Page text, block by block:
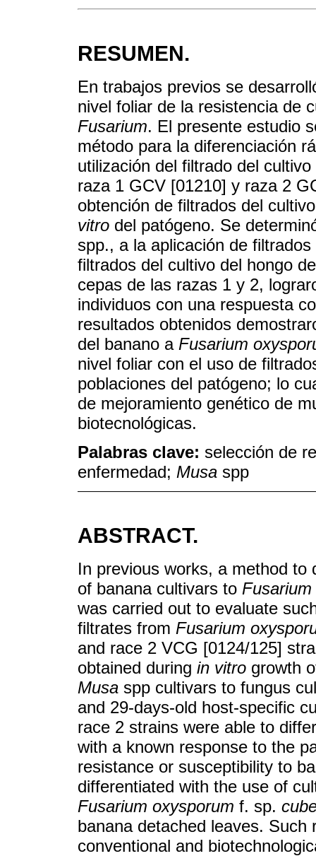
RESUMEN.
En trabajos previos se
nivel foliar de la resistencia de
Fusarium. El presente estudio
método para la diferenciación
utilización del filtrado del
raza 1 GCV [01210] y raza 2
obtención de filtrados del
vitro del patógeno. Se
spp., a la aplicación de
filtrados del cultivo del hongo
cepas de las razas 1 y 2,
individuos con una respuesta
resultados obtenidos
del banano a Fusarium
nivel foliar con el uso de
poblaciones del patógeno; lo
de mejoramiento genético de
biotecnológicas.
Palabras clave: selección de
enfermedad; Musa spp
ABSTRACT.
In previous works, a method
of banana cultivars to Fusarium
was carried out to evaluate
filtrates from Fusarium
and race 2 VCG [0124/125]
obtained during in vitro growth
Musa spp cultivars to fungus
and 29-days-old host-specific
race 2 strains were able to
with a known response to the
resistance or susceptibility to
differentiated with the use of
Fusarium oxysporum f. sp.
banana detached leaves. Such
conventional and